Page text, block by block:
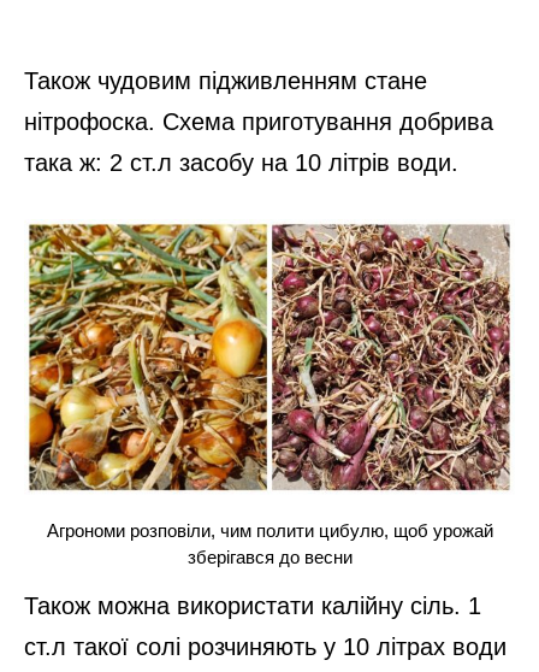
Також чудовим підживленням стане
нітрофоска. Схема приготування добрива
така ж: 2 ст.л засобу на 10 літрів води.
Агрономи розповіли, чим полити цибулю, щоб урожай
зберігався до весни
Також можна використати калійну сіль. 1
ст.л такої солі розчиняють у 10 літрах води